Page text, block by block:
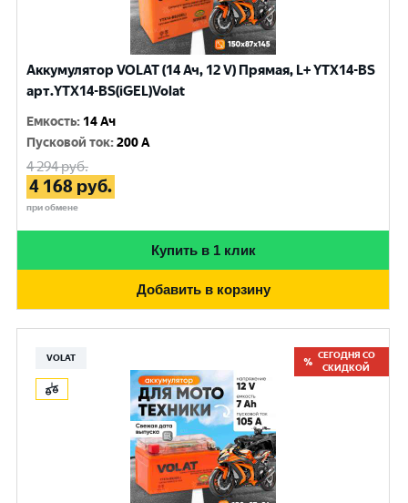
Аккумулятор VOLAT (14 Ач, 12 V) Прямая, L+ YTX14-BS
арт.YTX14-BS(iGEL)Volat
Емкость: 14 Ач
Пусковой ток:200 A
4 294руб.
4 168 руб.
при обмене
Купить в 1 клик
Добавить в корзину
VOLAT
СЕГОДНЯ СО
СКИДКОЙ